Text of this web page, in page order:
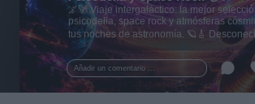
Añadir un comentario ...
🌌🚀 Viaje intergaláctico: la mejor
psicodelia, space rock y atmósferas
tus noches de astronomía. 🪐🎸
al firmamento y siente la gravedad cero. 💾
esta colección para tu próxima noche
✨⭐